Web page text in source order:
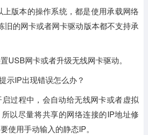
版本的操作系统，都是使用承载网络
旧的网卡或者网卡驱动版本都不支持承
USB网卡或者升级无线网卡驱动。
示IP出现错误怎么办？
过程中，会自动给无线网卡或者虚拟
以尽量将共享的网络连接的IP地址修
使用手动输入的静态IP。